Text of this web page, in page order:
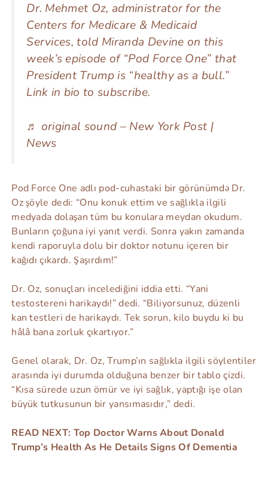
Dr. Mehmet Oz, administrator for the
Centers for Medicare & Medicaid
Services, told Miranda Devine on this
week’s episode of “Pod Force One” that
President Trump is “healthy as a bull.”
Link in bio to subscribe.
♬ original sound – New York Post |
News
Pod Force One adlı pod-cuhastaki bir görünümdə Dr.
Oz şöyle dedi: “Onu konuk ettim ve sağlıkla ilgili
medyada dolaşan tüm bu konulara meydan okudum.
Bunların çoğuna iyi yanıt verdi. Sonra yakın zamanda
kendi raporuyla dolu bir doktor notunu içeren bir
kağıdı çıkardı. Şaşırdım!”
Dr. Oz, sonuçları incelediğini iddia etti. “Yani
testostereni harikaydı!” dedi. “Biliyorsunuz, düzenli
kan testleri de harikaydı. Tek sorun, kilo buydu ki bu
hâlâ bana zorluk çıkartıyor.”
Genel olarak, Dr. Oz, Trump’ın sağlıkla ilgili söylentiler
arasında iyi durumda olduğuna benzer bir tablo çizdi.
“Kısa sürede uzun ömür ve iyi sağlık, yaptığı işe olan
büyük tutkusunun bir yansımasıdır,” dedi.
READ NEXT: Top Doctor Warns About Donald
Trump’s Health As He Details Signs Of Dementia